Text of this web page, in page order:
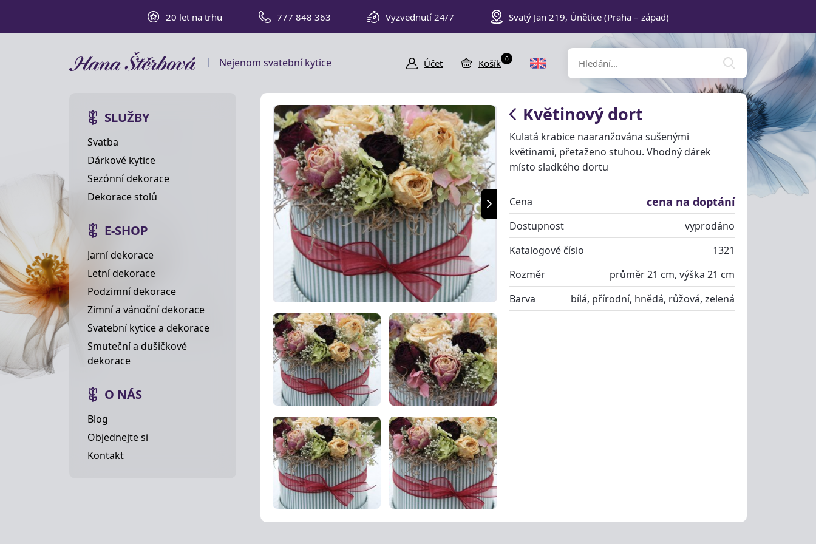
20 let na trhu 777 848 363 Vyzvednutí 24/7 Svatý Jan 219, Únětice (Praha – západ)
Nejenom svatební kytice Účet Košík 0
SLUŽBY
Svatba
Dárkové kytice
Sezónní dekorace
Dekorace stolů
E-SHOP
Jarní dekorace
Letní dekorace
Podzimní dekorace
Zimní a vánoční dekorace
Svatební kytice a dekorace
Smuteční a dušičkové
dekorace
O NÁS
Blog
Objednejte si
Kontakt
Květinový dort
Kulatá krabice naaranžována sušenými
květinami, přetaženo stuhou. Vhodný dárek
místo sladkého dortu
Cena cena na doptání
Dostupnost
vyprodáno
Katalogové číslo
1321
Rozměr
průměr 21 cm, výška 21 cm
Barva
bílá, přírodní, hnědá, růžová, zelená